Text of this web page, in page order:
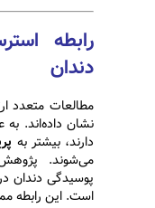
رابطه
دندان
مطالعات متعدد
نشان داده‌اند.
دارند، بیشتر به
می‌شوند.
پوسیدگی دندان
است. این رابطه